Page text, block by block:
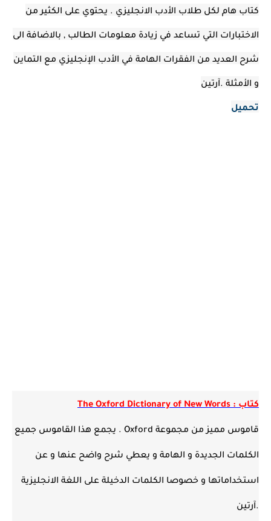
كتاب هام لكل طلاب الأدب الانجليزي . يحتوي على الكثير من
الاختبارات التي تساعد في زيادة معلومات الطالب , بالاضافة الى
شرح العديد من الفقرات الهامة في الأدب الإنجليزي مع التماين
و الأمثلة .آرتين
تحميل
كتاب : The Oxford Dictionary of New Words
قاموس مميز من مجموعة Oxford . يجمع هذا القاموس جميع
الكلمات الجديدة و الهامة و يعطي شرح واضح عنها و عن
استخداماتها و خصوصا الكلمات الدخيلة على اللغة الانجليزية
.آرتين